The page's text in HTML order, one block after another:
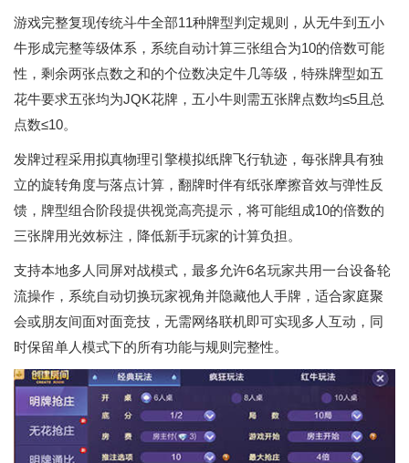
游戏完整复现传统斗牛全部11种牌型判定规则，从无牛到五小
牛形成完整等级体系，系统自动计算三张组合为10的倍数可能
性，剩余两张点数之和的个位数决定牛几等级，特殊牌型如五
花牛要求五张均为JQK花牌，五小牛则需五张牌点数均≤5且总
点数≤10。
发牌过程采用拟真物理引擎模拟纸牌飞行轨迹，每张牌具有独
立的旋转角度与落点计算，翻牌时伴有纸张摩擦音效与弹性反
馈，牌型组合阶段提供视觉高亮提示，将可能组成10的倍数的
三张牌用光效标注，降低新手玩家的计算负担。
支持本地多人同屏对战模式，最多允许6名玩家共用一台设备轮
流操作，系统自动切换玩家视角并隐藏他人手牌，适合家庭聚
会或朋友间面对面竞技，无需网络联机即可实现多人互动，同
时保留单人模式下的所有功能与规则完整性。